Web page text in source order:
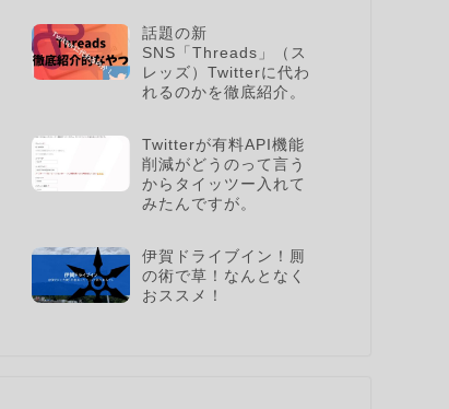
話題の新
SNS「Threads」（ス
レッズ）Twitterに代わ
れるのかを徹底紹介。
Twitterが有料API機能
削減がどうのって言う
からタイッツー入れて
みたんですが。
伊賀ドライブイン！厠
の術で草！なんとなく
おススメ！